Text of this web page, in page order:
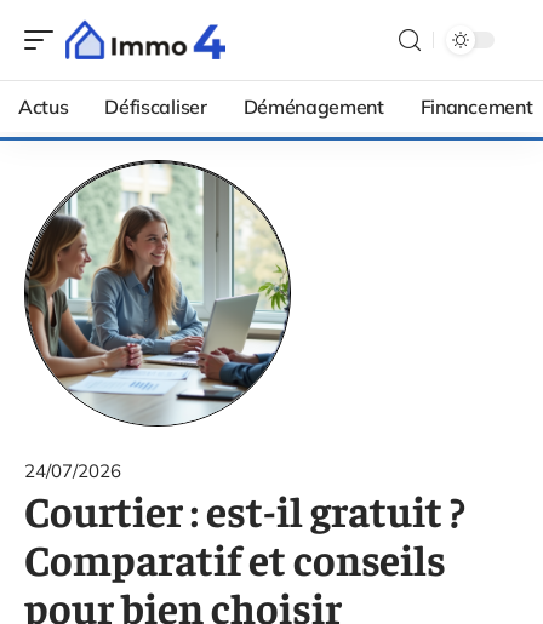
Actus Défiscaliser Déménagement Financement
24/07/2026
Courtier : est-il gratuit ?
Comparatif et conseils
pour bien choisir